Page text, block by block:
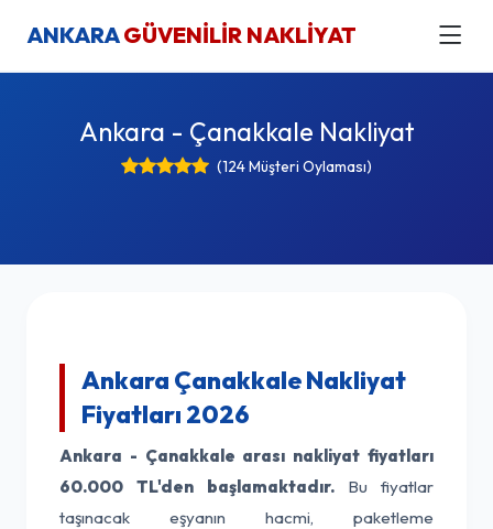
ANKARAGÜVENİLİR NAKLİYAT
Ankara - Çanakkale Nakliyat
(124 Müşteri Oylaması)
Ankara Çanakkale Nakliyat
Fiyatları 2026
Ankara - Çanakkale arası nakliyat fiyatları
60.000 TL'den başlamaktadır. Bu fiyatlar
taşınacak eşyanın hacmi, paketleme